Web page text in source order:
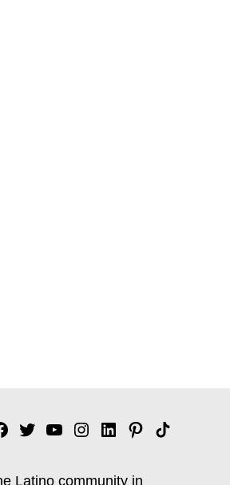
TwitterYouTubeInstagram
Linkedin
Pinterest
Tik
Latino community in